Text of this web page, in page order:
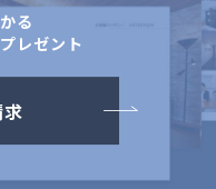
る
レゼント